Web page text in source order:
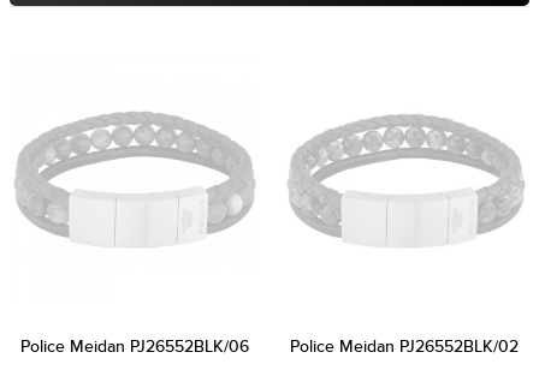
Police Meidan PJ26552BLK/06 Police Meidan PJ26552BLK/02